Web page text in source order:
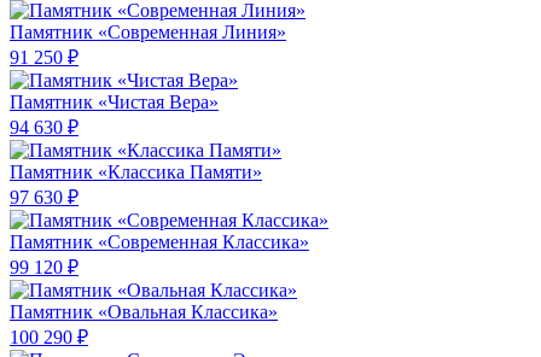
Памятник «Современная Линия»
91 250 ₽
Памятник «Чистая Вера»
94 630 ₽
Памятник «Классика Памяти»
97 630 ₽
Памятник «Современная Классика»
99 120 ₽
Памятник «Овальная Классика»
100 290 ₽